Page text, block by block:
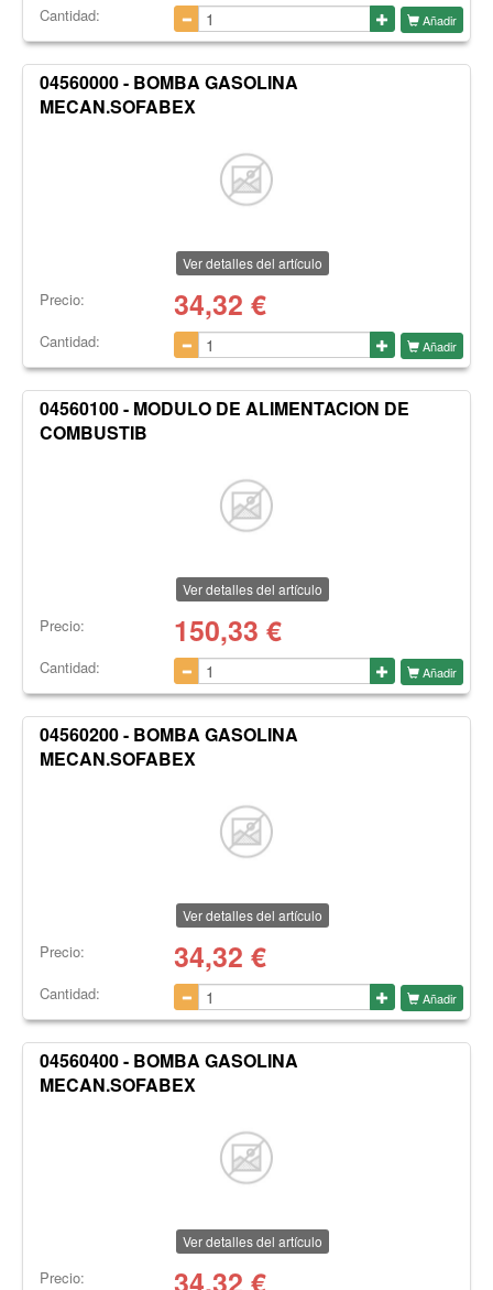
Cantidad: Añadir
04560000 - BOMBA GASOLINA
MECAN.SOFABEX
Ver detalles del artículo
Precio: 34,32 €
Cantidad: Añadir
04560100 - MODULO DE ALIMENTACION DE
COMBUSTIB
Ver detalles del artículo
Precio: 150,33 €
Cantidad: Añadir
04560200 - BOMBA GASOLINA
MECAN.SOFABEX
Ver detalles del artículo
Precio: 34,32 €
Cantidad: Añadir
04560400 - BOMBA GASOLINA
MECAN.SOFABEX
Ver detalles del artículo
Precio: